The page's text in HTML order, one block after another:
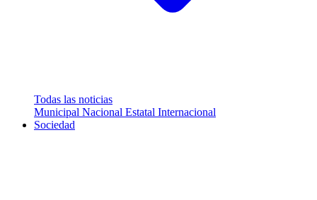
Todas las noticias
Municipal Nacional Estatal Internacional
Sociedad